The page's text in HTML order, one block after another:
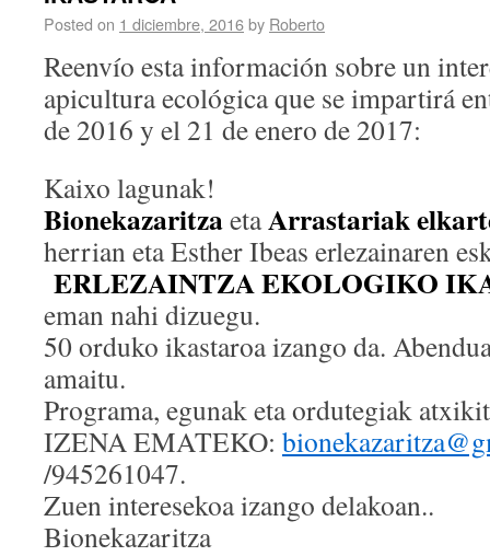
Posted on 1 diciembre, 2016by Roberto
Reenvío esta información sobre un
apicultura ecológica que se impartirá
de 2016 y el 21 de enero de 2017:
Kaixo lagunak!
BionekazaritzaetaArrastariak
herrian eta Esther Ibeas erlezainaren
ERLEZAINTZA EKOLOGIKO
eman nahi dizuegu.
50 orduko ikastaroa izango da.
amaitu.
Programa, egunak eta ordutegiak
IZENA EMATEKO:
/945261047.
Zuen interesekoa izango delakoan..
Bionekazaritza